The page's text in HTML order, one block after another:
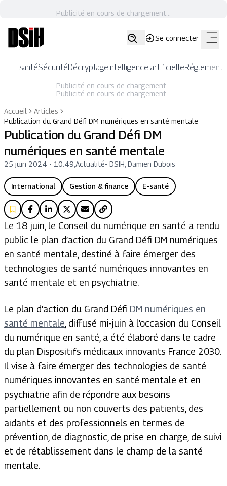
Publicité en cours de chargement...
Se connecter
E-santéSécuritéDécryptageIntelligence artificielle
Publicité en cours de chargement...
Publicité en cours de chargement...
Accueil
Articles
Publication du Grand Défi DM numériques en santé mentale
Publication du Grand Défi DM
numériques en santé mentale
25 juin 2024 - 10:49 Actualité- DSIH, Damien Dubois
International Gestion & finance E-santé
Le 18 juin, le Conseil du numérique en santé a rendu
public le plan d’action du Grand Défi DM numériques
en santé mentale, destiné à faire émerger des
technologies de santé numériques innovantes en
santé mentale et en psychiatrie.
Le plan d’action du Grand Défi DM numériques en
santé mentale , diffusé mi-juin à l’occasion du Conseil
du numérique en santé, a été élaboré dans le cadre
du plan Dispositifs médicaux innovants France 2030.
Il vise à faire émerger des technologies de santé
numériques innovantes en santé mentale et en
psychiatrie afin de répondre aux besoins
partiellement ou non couverts des patients, des
aidants et des professionnels en termes de
prévention, de diagnostic, de prise en charge, de suivi
et de rétablissement dans le champ de la santé
mentale.